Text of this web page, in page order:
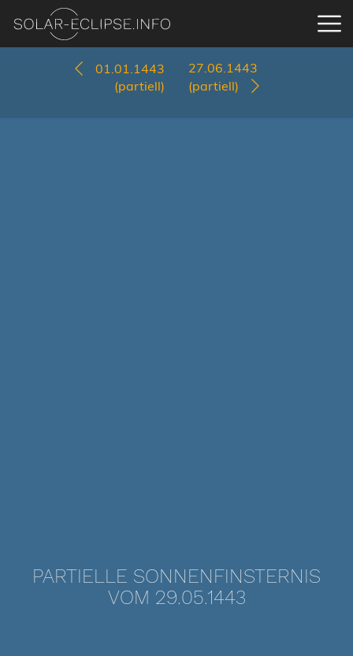
01.01.1443
(partiell)
27.06.1443
(partiell)
PARTIELLE SONNENFINSTERNIS
VOM 29.05.1443